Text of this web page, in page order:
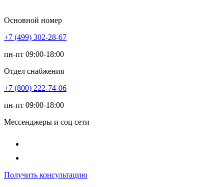
Основной номер
+7 (499) 302-28-67
пн-пт 09:00-18:00
Отдел снабжения
+7 (800) 222-74-06
пн-пт 09:00-18:00
Мессенджеры и соц сети
Получить консультацию